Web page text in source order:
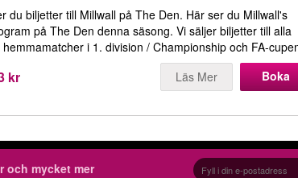
du biljetter till Millwall på The Den. Här ser du Millwall's
på The Den denna säsong. Vi säljer biljetter till alla
hemmamatcher i 1. division / Championship och FA-
kr Läs Mer Boka
och mycket mer